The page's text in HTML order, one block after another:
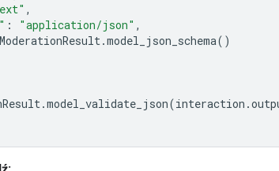
,
: "application/json" ,
ModerationResult.model_json_schema()
.model_validate_json(interaction .